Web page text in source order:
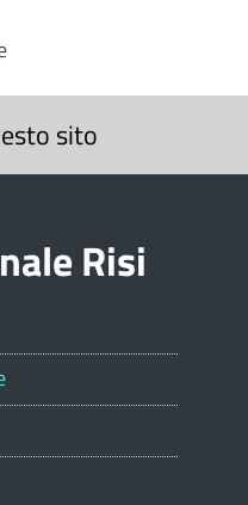
sito
Risi